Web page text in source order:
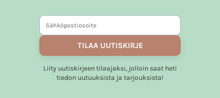
TILAA UUTISKIRJE
Liity uutiskirjeen tilaajaksi, jolloin saat heti
tiedon uutuuksista ja tarjouksista!